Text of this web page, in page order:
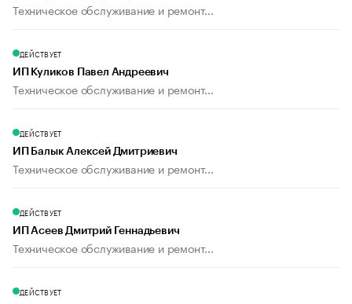
Техническое обслуживание и ремонт...
ДЕЙСТВУЕТ
ИП Куликов Павел Андреевич
Техническое обслуживание и ремонт...
ДЕЙСТВУЕТ
ИП Балык Алексей Дмитриевич
Техническое обслуживание и ремонт...
ДЕЙСТВУЕТ
ИП Асеев Дмитрий Геннадьевич
Техническое обслуживание и ремонт...
ДЕЙСТВУЕТ